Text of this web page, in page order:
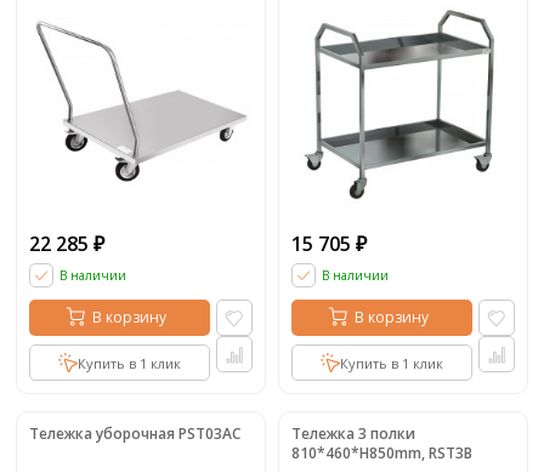
22 285 ₽
В наличии
В корзину
Купить в 1 клик
15 705 ₽
В наличии
В корзину
Купить в 1 клик
Тележка уборочная PST03AC
Тележка 3 полки
810*460*H850mm, RST3B